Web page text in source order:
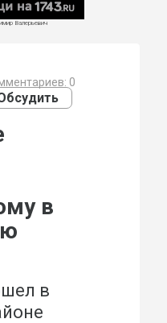
Валерьевич
0
в
в